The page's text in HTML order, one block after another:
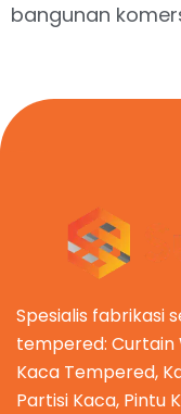
bangunan
Spesialis fabrikasi
tempered: Curtain
Kaca Tempered,
Partisi Kaca, Pintu